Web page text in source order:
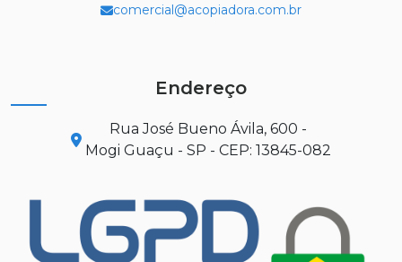
comercial@acopiadora.com.br
Endereço
Rua José Bueno Ávila, 600 -
Mogi Guaçu - SP - CEP: 13845-082